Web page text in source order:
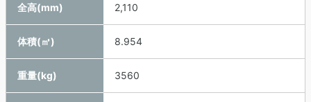
全高(mm) 2,110
体積(㎥) 8.954
重量(kg) 3560